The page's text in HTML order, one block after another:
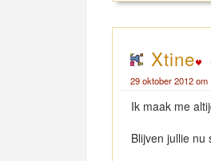
Xtine
29 oktober 2012 om
Ik maak me
Blijven jullie